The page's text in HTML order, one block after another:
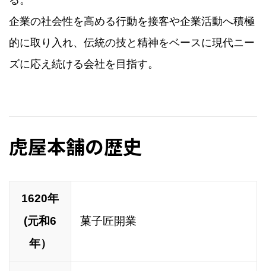
企業の社会性を高める行動を接客や企業活動へ積極
的に取り入れ、伝統の技と精神をベースに現代ニー
ズに応え続ける会社を目指す。
虎屋本舗の歴史
1620年
(元和6
年）
菓子匠開業